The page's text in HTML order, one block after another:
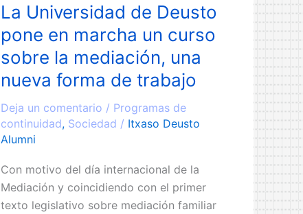
La Universidad de Deusto
pone en marcha un curso
sobre la mediación, una
nueva forma de trabajo
Deja un comentario / Programas de
continuidad, Sociedad / Itxaso Deusto
Alumni
Con motivo del día internacional de la
Mediación y coincidiendo con el primer
texto legislativo sobre mediación familiar